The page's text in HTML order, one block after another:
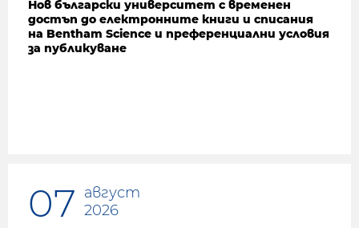
Нов български университет с временен
достъп до електронните книги и списания
на Bentham Science и преференциални условия
за публикуване
07 август
2026